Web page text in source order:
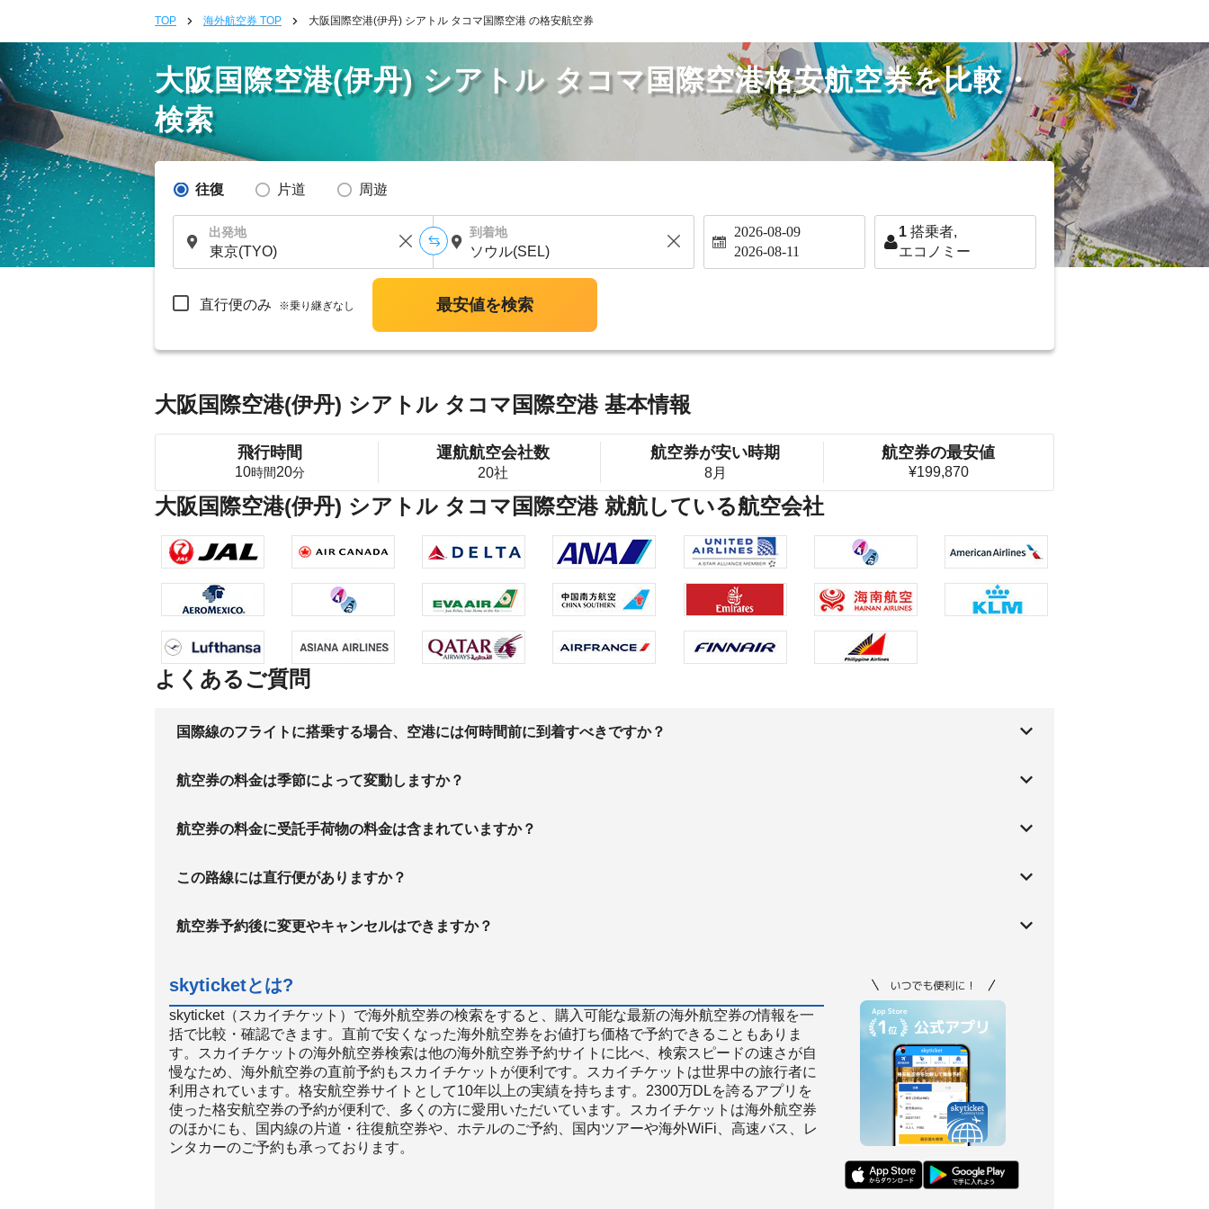
TOP 海外航空券 TOP 大阪国際空港(伊丹) シアトル タコマ国際空港 の格安航空券
大阪国際空港(伊丹) シアトル タコマ国際空港格安航空券を比較・
検索
往復 片道 周遊
出発地 到着地 2026-08-09
2026-08-11
1 搭乗者,
エコノミー
直行便のみ ※乗り継ぎなし 最安値を検索
大阪国際空港(伊丹) シアトル タコマ国際空港 基本情報
飛行時間
10時間20分
運航航空会社数
20社
航空券が安い時期
8月
航空券の最安値
¥199,870
大阪国際空港(伊丹) シアトル タコマ国際空港 就航している航空会社
よくあるご質問
国際線のフライトに搭乗する場合、空港には何時間前に到着すべきですか？
航空券の料金は季節によって変動しますか？
航空券の料金に受託手荷物の料金は含まれていますか？
この路線には直行便がありますか？
航空券予約後に変更やキャンセルはできますか？
skyticketとは?
skyticket（スカイチケット）で海外航空券の検索をすると、購入可能な最新の海外航空券の情報を一
括で比較・確認できます。直前で安くなった海外航空券をお値打ち価格で予約できることもありま
す。スカイチケットの海外航空券検索は他の海外航空券予約サイトに比べ、検索スピードの速さが自
慢なため、海外航空券の直前予約もスカイチケットが便利です。スカイチケットは世界中の旅行者に
利用されています。格安航空券サイトとして10年以上の実績を持ちます。2300万DLを誇るアプリを
使った格安航空券の予約が便利で、多くの方に愛用いただいています。スカイチケットは海外航空券
のほかにも、国内線の片道・往復航空券や、ホテルのご予約、国内ツアーや海外WiFi、高速バス、レ
ンタカーのご予約も承っております。